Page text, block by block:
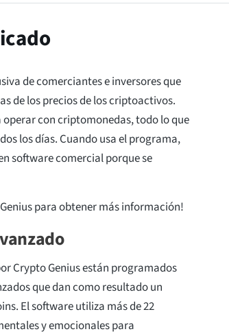
de comerciantes e inversores que
de los precios de los criptoactivos.
con criptomonedas, todo lo que
los días. Cuando usa el programa,
software comercial porque se
para obtener más información!
Crypto Genius están programados
que dan como resultado un
El software utiliza más de 22
y emocionales para